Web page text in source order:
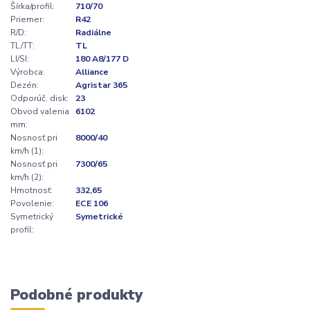
Šírka/profil:
710/70
Priemer:
R42
R/D:
Radiálne
TL/TT:
TL
LI/SI:
180 A8/177 D
Výrobca:
Alliance
Dezén:
Agristar 365
Odporúč. disk:
23
Obvod valenia
mm:
6102
Nosnosť pri
km/h (1):
8000/40
Nosnosť pri
km/h (2):
7300/65
Hmotnosť:
332,65
Povolenie:
ECE 106
Symetrický
profil:
Symetrické
Podobné produkty